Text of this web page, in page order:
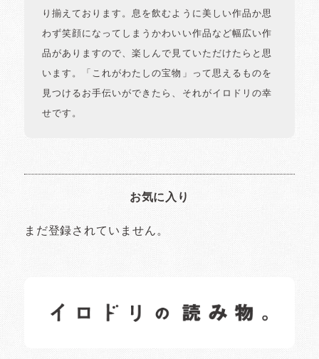
り揃えております。息を飲むように美しい作品か思
わず笑顔になってしまうかわいい作品など幅広い作
品がありますので、楽しんで見ていただけたらと思
います。「これがわたしの宝物」って思えるものを
見つけるお手伝いができたら、それがイロドリの幸
せです。
お気に入り
まだ登録されていません。
日常の様子など随時更新中です。